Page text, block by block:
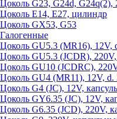
Цоколь G23, G24d, G24q(2),
Цоколь Е14, Е27, цилиндр
Цоколь GX53, G53
Галогенные
Цоколь GU5.3 (MR16), 12V,
Цоколь GU5.3 (JCDR),
Цоколь GU10 (JCDRC),
Цоколь GU4 (MR11), 12V,
Цоколь G4 (JC), 12V,
Цоколь GY6.35 (JC), 12V,
Цоколь G6.35 (JCD), 220V,